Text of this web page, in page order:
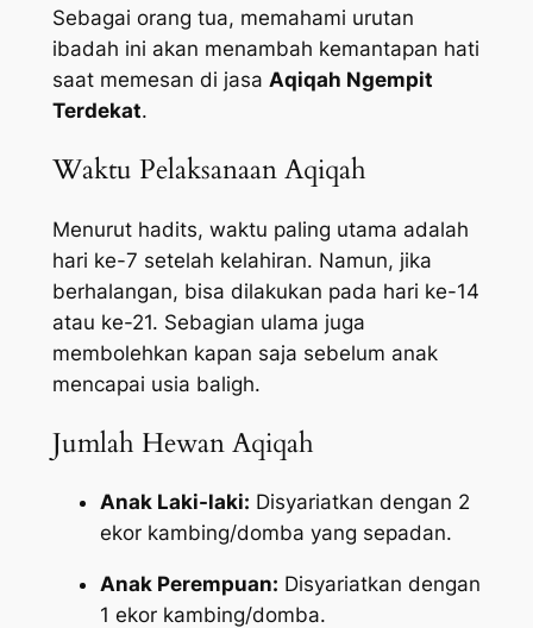
Sebagai orang tua, memahami urutan
ibadah ini akan menambah kemantapan hati
saat memesan di jasa Aqiqah Ngempit
Terdekat.
Waktu Pelaksanaan Aqiqah
Menurut hadits, waktu paling utama adalah
hari ke-7 setelah kelahiran. Namun, jika
berhalangan, bisa dilakukan pada hari ke-14
atau ke-21. Sebagian ulama juga
membolehkan kapan saja sebelum anak
mencapai usia baligh.
Jumlah Hewan Aqiqah
Anak Laki-laki: Disyariatkan dengan 2
ekor kambing/domba yang sepadan.
Anak Perempuan: Disyariatkan dengan
1 ekor kambing/domba.